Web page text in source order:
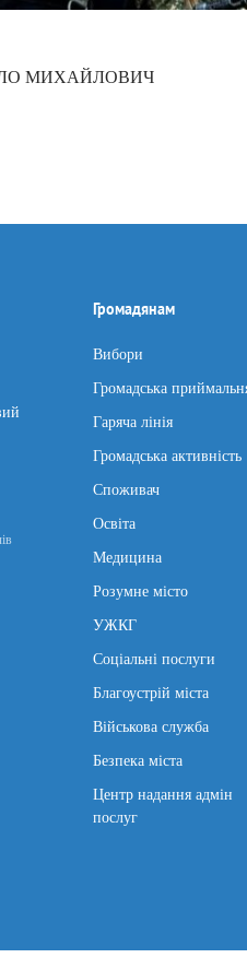
МИХАЙЛОВИЧ
Громадянам
Вибори
Громадська
Гаряча лінія
Громадська активність
Споживач
Освіта
Медицина
Розумне місто
УЖКГ
Соціальні послуги
Благоустрій міста
Військова служба
Безпека міста
Центр надання адмін
послуг